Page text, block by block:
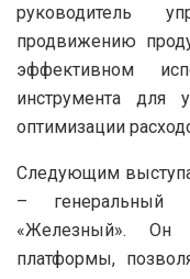
руководитель
продвижению
эффективном
инструмента для
оптимизации
Следующим
– генеральный
«Железный». Он
платформы,